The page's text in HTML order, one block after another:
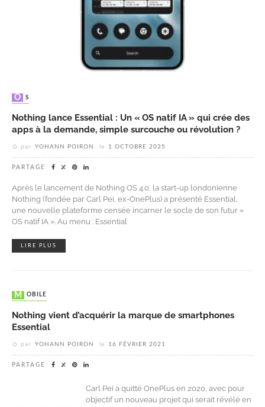
OS
Nothing lance Essential : Un « OS natif IA » qui crée des
apps à la demande, simple surcouche ou révolution ?
par YOHANN POIRON le 1 OCTOBRE 2025
PARTAGE
Après le lancement de Nothing OS 4.0, la start-up londonienne
Nothing (fondée par Carl Pei, ex-OnePlus) a présenté Essential,
une nouvelle plateforme censée incarner le socle de son futur «
OS natif IA ». Au menu : Essential
LIRE PLUS
MOBILE
Nothing vient d’acquérir la marque de smartphones
Essential
par YOHANN POIRON le 16 FÉVRIER 2021
PARTAGE
Carl Pei a quitté OnePlus en 2020, avec pour
objectif un nouveau projet qui serait révélé en